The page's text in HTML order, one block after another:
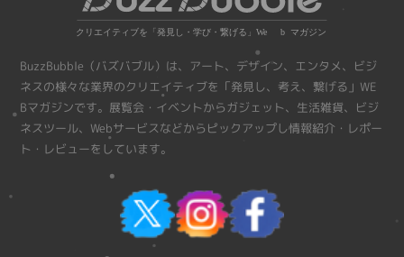
BuzzBubble（バズバブル）は、アート、デザイン、エンタメ、ビジ
ネスの様々な業界のクリエイティブを「発見し、考え、繋げる」WE
Bマガジンです。展覧会・イベントからガジェット、生活雑貨、ビジ
ネスツール、Webサービスなどからピックアップし情報紹介・レポー
ト・レビューをしています。